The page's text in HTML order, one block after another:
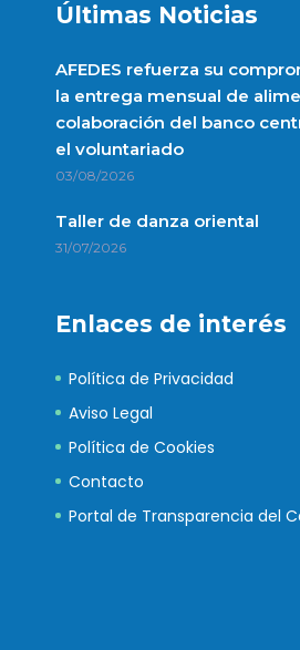
Últimas Noticias
AFEDES refuerza su
la entrega mensual de
colaboración del banco
el voluntariado
03/08/2026
Taller de danza oriental
31/07/2026
Enlaces de interés
Política de Privacidad
Aviso Legal
Política de Cookies
Contacto
Portal de Transparencia del